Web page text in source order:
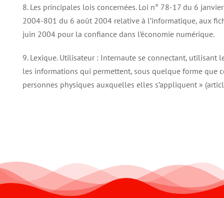
8. Les principales lois concernées. Loi n° 78-17 du 6
2004-801 du 6 août 2004 relative à l’informatique, aux
juin 2004 pour la confiance dans l’économie numérique.
9. Lexique. Utilisateur : Internaute se connectant, utilisant
les informations qui permettent, sous quelque forme que
personnes physiques auxquelles elles s’appliquent »